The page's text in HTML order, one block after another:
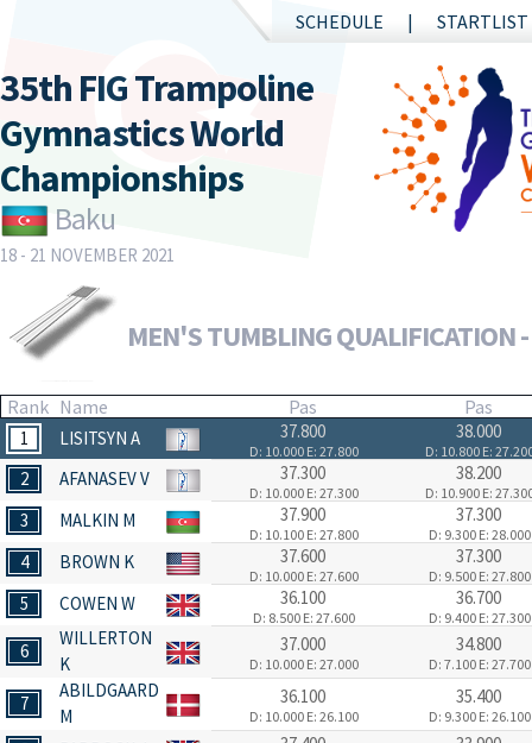
SCHEDULE STARTLIST
35th FIG Trampoline
Gymnastics World
Championships
Baku
18 - 21 NOVEMBER 2021
MEN'S TUMBLING QUALIFICATION -
Rank Name Pas Pas
1 LISITSYN A 37.800
D: 10.000 E: 27.800
38.000
D: 10.800 E:
2 AFANASEV V 37.300
D: 10.000 E: 27.300
38.200
D: 10.900 E:
3 MALKIN M 37.900
D: 10.100 E: 27.800
37.300
D: 9.300 E: 28.000
4 BROWN K 37.600
D: 10.000 E: 27.600
37.300
D: 9.500 E: 27.800
5 COWEN W 36.100
D: 8.500 E: 27.600
36.700
D: 9.400 E: 27.300
6
WILLERTON
K
37.000
D: 10.000 E: 27.000
34.800
D: 7.100 E: 27.700
7
ABILDGAARD
M
36.100
D: 10.000 E: 26.100
35.400
D: 9.300 E: 26.100